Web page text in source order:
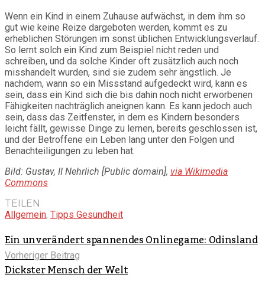
Wenn ein Kind in einem Zuhause aufwächst, in dem ihm so
gut wie keine Reize dargeboten werden, kommt es zu
erheblichen Störungen im sonst üblichen Entwicklungsverlauf.
So lernt solch ein Kind zum Beispiel nicht reden und
schreiben, und da solche Kinder oft zusätzlich auch noch
misshandelt wurden, sind sie zudem sehr ängstlich. Je
nachdem, wann so ein Missstand aufgedeckt wird, kann es
sein, dass ein Kind sich die bis dahin noch nicht erworbenen
Fähigkeiten nachträglich aneignen kann. Es kann jedoch auch
sein, dass das Zeitfenster, in dem es Kindern besonders
leicht fällt, gewisse Dinge zu lernen, bereits geschlossen ist,
und der Betroffene ein Leben lang unter den Folgen und
Benachteiligungen zu leben hat.
Bild: Gustav, II Nehrlich [Public domain], via Wikimedia
Commons
TEILEN
Allgemein, Tipps Gesundheit
Ein unverändert spannendes Onlinegame: Odinsland
Vorheriger Beitrag
Dickster Mensch der Welt